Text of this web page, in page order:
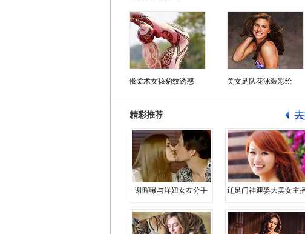
俄柔术女孩豹纹诱惑 美女足队花泳装彩绘
精彩推荐
谢晖曝与洋妞女友分手 辽足门神迎娶大美女主